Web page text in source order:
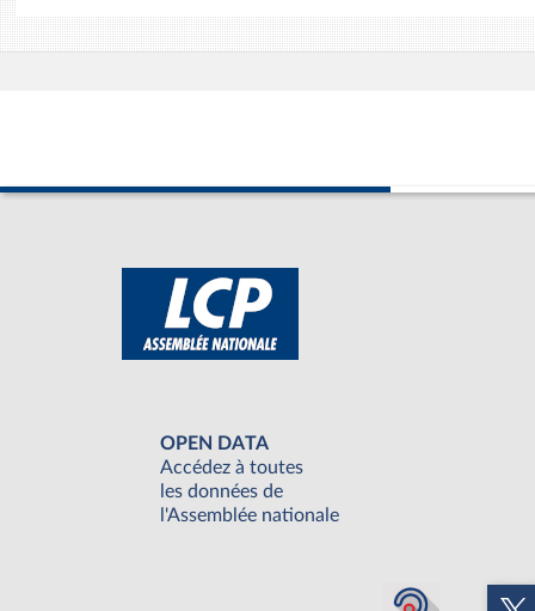
OPEN DATA
Accédez à toutes
les données de
l'Assemblée nationale